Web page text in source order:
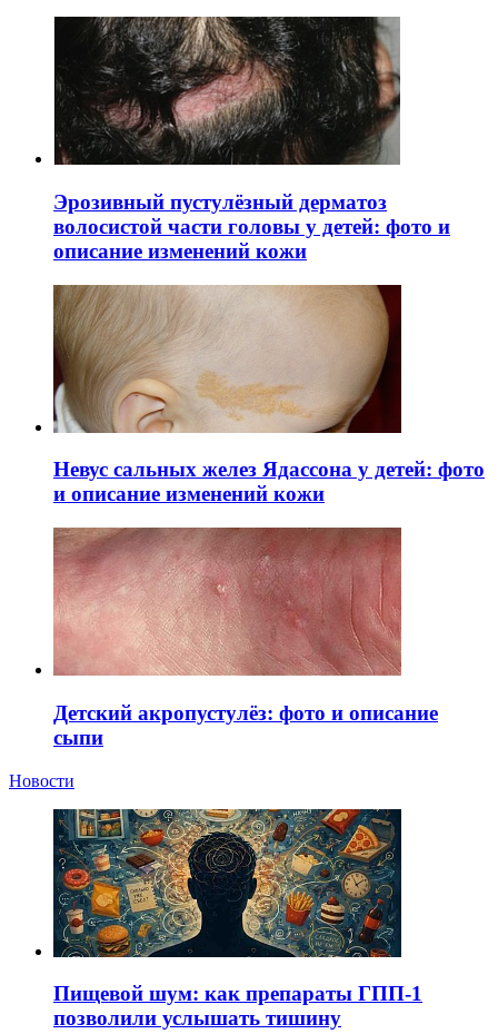
Эрозивный пустулёзный дерматоз
волосистой части головы у детей: фото и
описание изменений кожи
Невус сальных желез Ядассона у детей: фото
и описание изменений кожи
Детский акропустулёз: фото и описание
сыпи
Новости
Пищевой шум: как препараты ГПП-1
позволили услышать тишину